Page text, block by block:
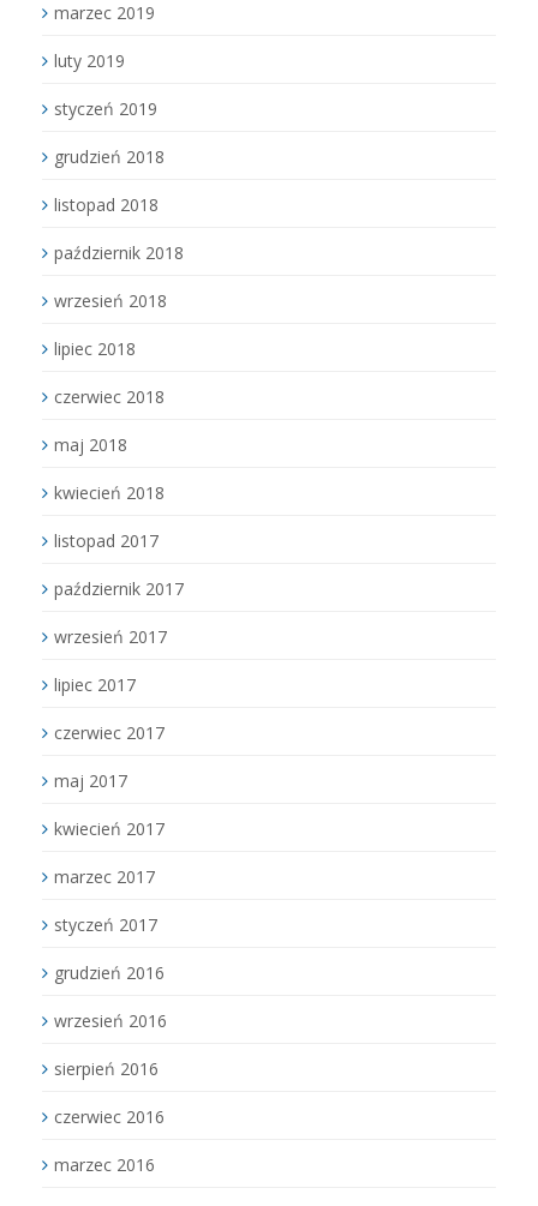
marzec 2019
luty 2019
styczeń 2019
grudzień 2018
listopad 2018
październik 2018
wrzesień 2018
lipiec 2018
czerwiec 2018
maj 2018
kwiecień 2018
listopad 2017
październik 2017
wrzesień 2017
lipiec 2017
czerwiec 2017
maj 2017
kwiecień 2017
marzec 2017
styczeń 2017
grudzień 2016
wrzesień 2016
sierpień 2016
czerwiec 2016
marzec 2016